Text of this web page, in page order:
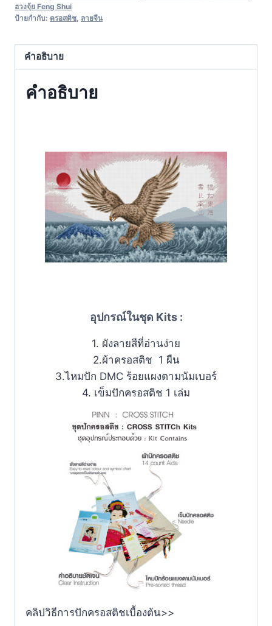
ฮวงจุ้ย Feng Shui
ป้ายกำกับ: ครอสติช ลายจีน
คำอธิบาย
คำอธิบาย
อุปกรณ์ในชุด Kits :
1. ผังลายสีที่อ่านง่าย
2.ผ้าครอสติช 1 ผืน
3.ไหมปัก DMC ร้อยแผงตามนัมเบอร์
4. เข็มปักครอสติช 1 เล่ม
คลิปวิธีการปักครอสติชเบื้องต้น>>